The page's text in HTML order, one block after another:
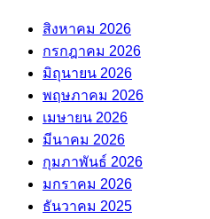
สิงหาคม 2026
กรกฎาคม 2026
มิถุนายน 2026
พฤษภาคม 2026
เมษายน 2026
มีนาคม 2026
กุมภาพันธ์ 2026
มกราคม 2026
ธันวาคม 2025